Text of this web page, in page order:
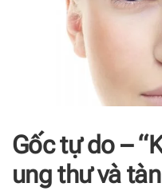
Gốc tự do –
ung thư và